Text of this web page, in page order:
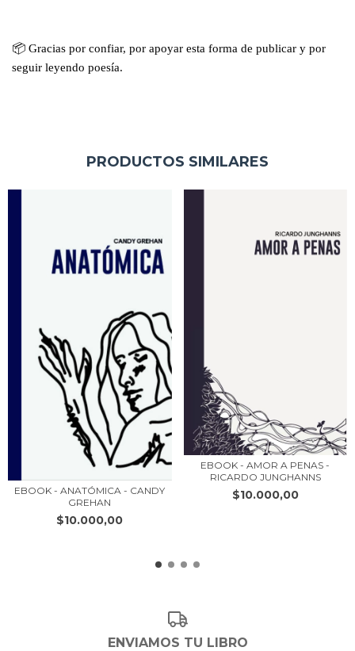
📦 Gracias por confiar, por apoyar esta forma de publicar y por
seguir leyendo poesía.
PRODUCTOS SIMILARES
EBOOK - ANATÓMICA - CANDY
GREHAN
$10.000,00
EBOOK - AMOR A PENAS -
RICARDO JUNGHANNS
$10.000,00
ENVIAMOS TU LIBRO